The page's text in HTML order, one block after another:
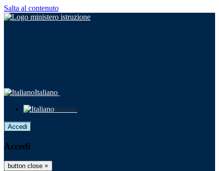
Salta al contenuto
Italiano
Italiano
Accedi
Accedi
button close ×